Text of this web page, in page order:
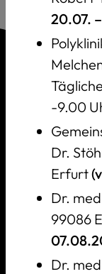
Fax:
20.07.
-9.00
Dr.
Erfurt
Dr.
99086
Dr.